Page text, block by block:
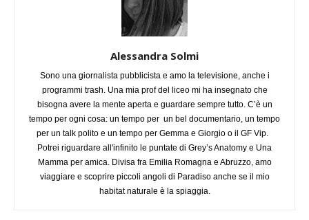
Alessandra Solmi
Sono una giornalista pubblicista e amo la televisione, anche i
programmi trash. Una mia prof del liceo mi ha insegnato che
bisogna avere la mente aperta e guardare sempre tutto. C’è un
tempo per ogni cosa: un tempo per un bel documentario, un tempo
per un talk polito e un tempo per Gemma e Giorgio o il GF Vip.
Potrei riguardare all'infinito le puntate di Grey’s Anatomy e Una
Mamma per amica. Divisa fra Emilia Romagna e Abruzzo, amo
viaggiare e scoprire piccoli angoli di Paradiso anche se il mio
habitat naturale è la spiaggia.